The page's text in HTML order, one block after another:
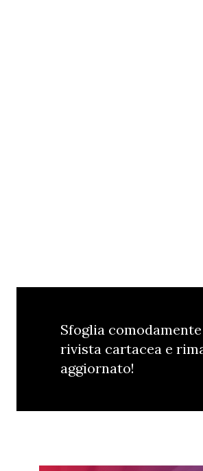
Sfoglia
rivista cartacea e
aggiornato!